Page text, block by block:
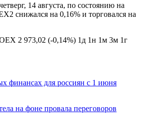
14 августа, по состоянию на
снижался на 0,16% и торговался на
2 973,02 (-0,14%) 1д 1н 1м 3м 1г
финансах для россиян с 1 июня
на фоне провала переговоров